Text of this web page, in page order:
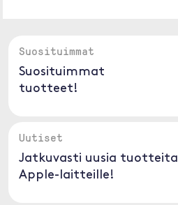
Suosituimmat
Suosituimmat
tuotteet!
Uutiset
Jatkuvasti uusia tuotteita
Apple-laitteille!